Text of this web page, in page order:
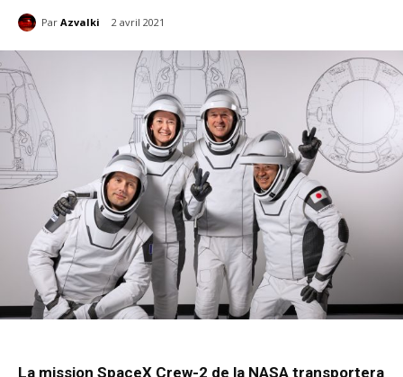
Par Azvalki 2 avril 2021
La mission SpaceX Crew-2 de la NASA transportera